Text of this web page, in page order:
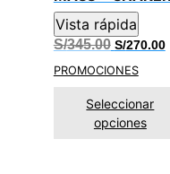
Vista rápida
S/345.00 El
original
S/345.00.
S/270.00El
PROMOCIONES
Seleccionar
opciones